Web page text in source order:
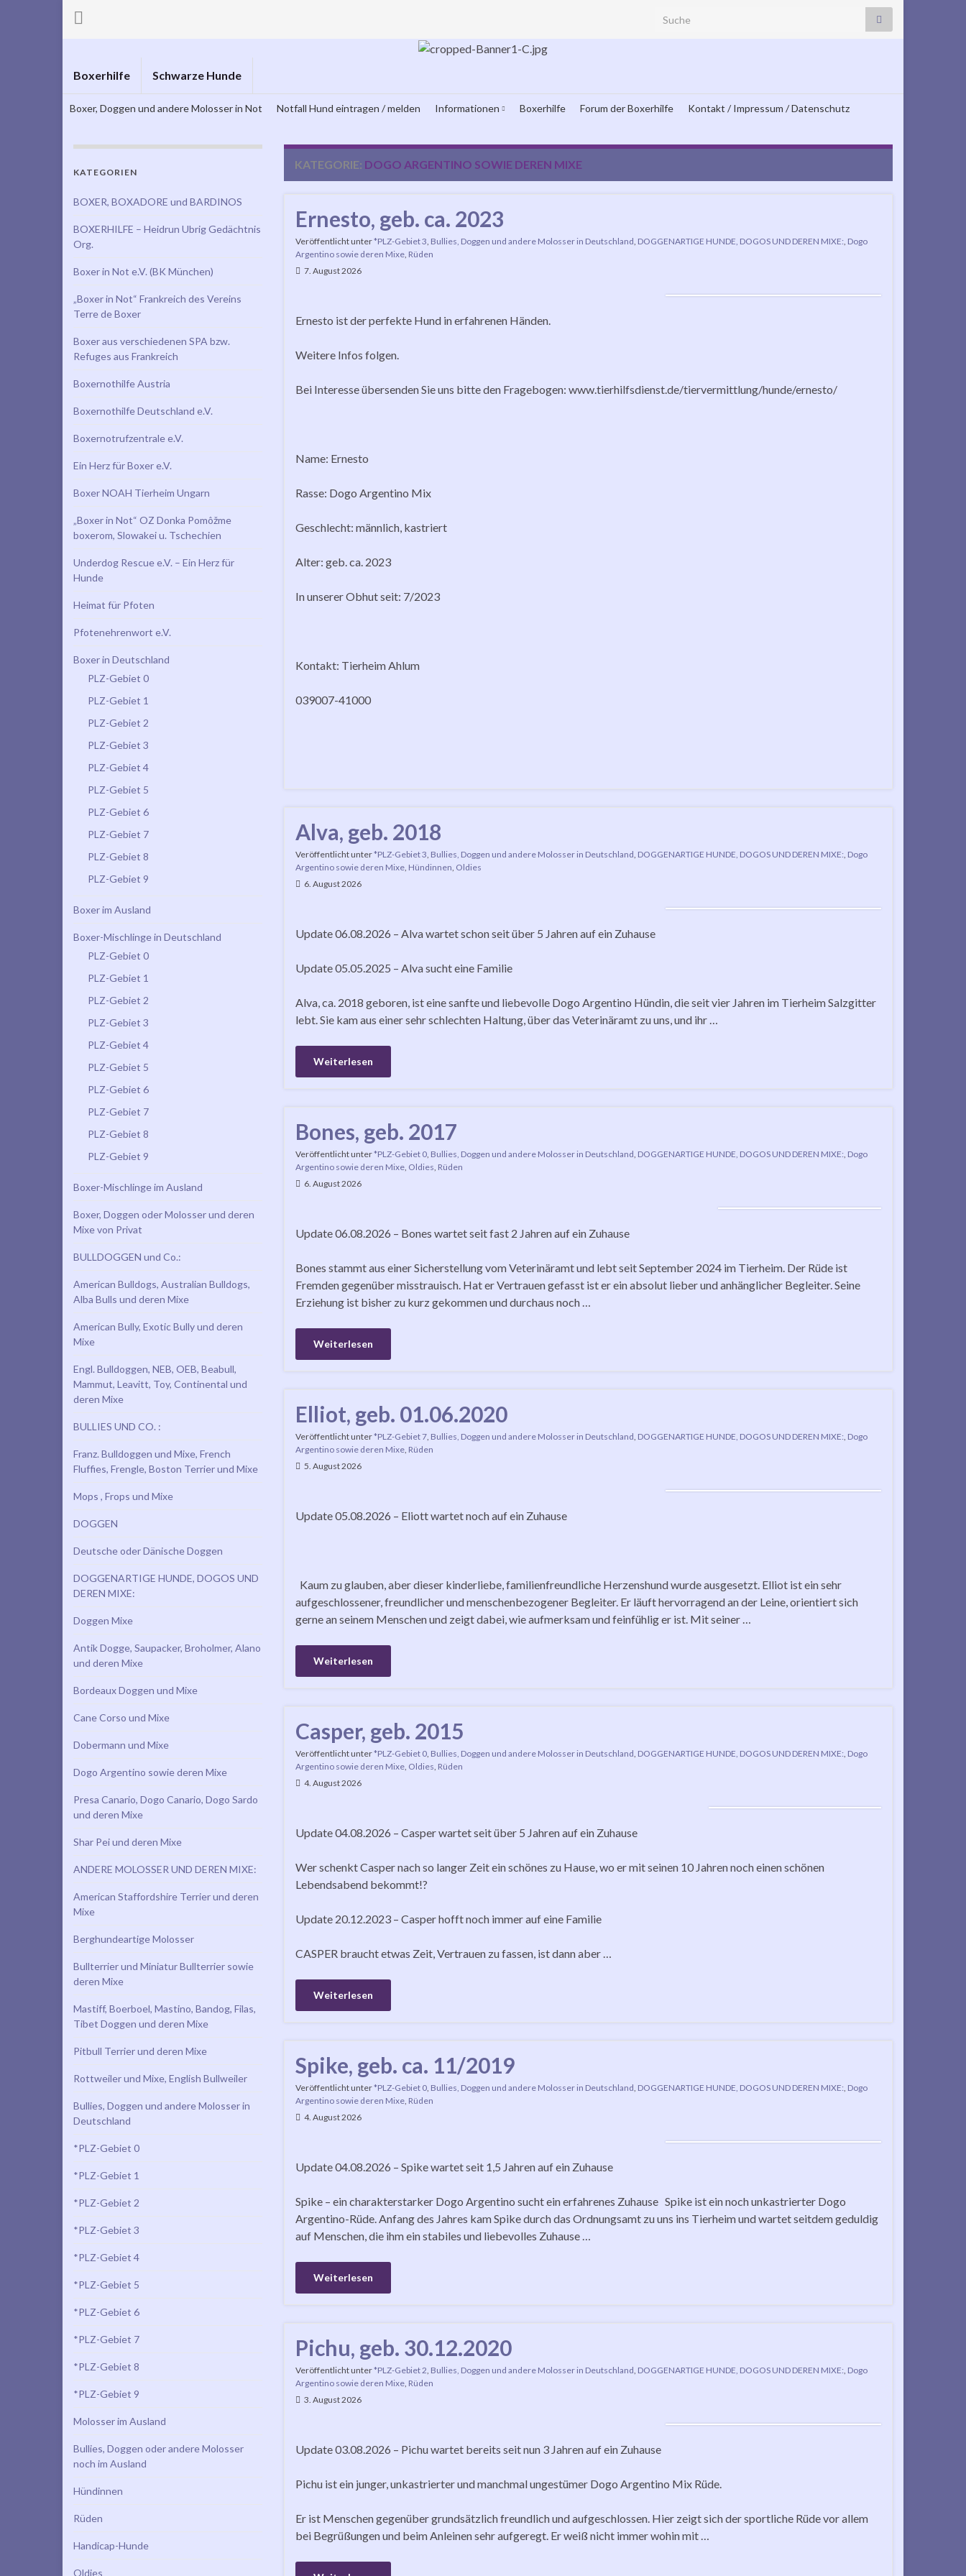
Search for:
Boxerhilfe Schwarze Hunde
Boxer, Doggen und andere Molosser in Not Notfall Hund eintragen / melden Informationen Boxerhilfe Forum der Boxerhilfe Kontakt / Impressum / Datenschutz
KATEGORIE: DOGO ARGENTINO SOWIE DEREN MIXE
Ernesto, geb. ca. 2023
Veröffentlicht unter*PLZ-Gebiet 3 Bullies, Doggen und andere Molosser in Deutschland DOGGENARTIGE HUNDE, DOGOS UND DEREN MIXE: Dogo
Argentino sowie deren Mixe, Rüden
7. August 2026
Ernesto ist der perfekte Hund in erfahrenen Händen.
Weitere Infos folgen.
Bei Interesse übersenden Sie uns bitte den Fragebogen: www.tierhilfsdienst.de/tiervermittlung/hunde/ernesto/
Name: Ernesto
Rasse: Dogo Argentino Mix
Geschlecht: männlich, kastriert
Alter: geb. ca. 2023
In unserer Obhut seit: 7/2023
Kontakt: Tierheim Ahlum
039007-41000
Alva, geb. 2018
Veröffentlicht unter*PLZ-Gebiet 3 Bullies, Doggen und andere Molosser in Deutschland DOGGENARTIGE HUNDE, DOGOS UND DEREN MIXE: Dogo
Argentino sowie deren Mixe, Hündinnen Oldies
6. August 2026
Update 06.08.2026 – Alva wartet schon seit über 5 Jahren auf ein Zuhause
Update 05.05.2025 – Alva sucht eine Familie
Alva, ca. 2018 geboren, ist eine sanfte und liebevolle Dogo Argentino Hündin, die seit vier Jahren im Tierheim Salzgitter
lebt. Sie kam aus einer sehr schlechten Haltung, über das Veterinäramt zu uns, und ihr …
Weiterlesen
Bones, geb. 2017
Veröffentlicht unter*PLZ-Gebiet 0, Bullies, Doggen und andere Molosser in Deutschland DOGGENARTIGE HUNDE, DOGOS UND DEREN MIXE: Dogo
Argentino sowie deren Mixe, Oldies Rüden
6. August 2026
Update 06.08.2026 – Bones wartet seit fast 2 Jahren auf ein Zuhause
Bones stammt aus einer Sicherstellung vom Veterinäramt und lebt seit September 2024 im Tierheim. Der Rüde ist
Fremden gegenüber misstrauisch. Hat er Vertrauen gefasst ist er ein absolut lieber und anhänglicher Begleiter. Seine
Erziehung ist bisher zu kurz gekommen und durchaus noch …
Weiterlesen
Elliot, geb. 01.06.2020
Veröffentlicht unter*PLZ-Gebiet 7, Bullies, Doggen und andere Molosser in Deutschland DOGGENARTIGE HUNDE, DOGOS UND DEREN MIXE: Dogo
Argentino sowie deren Mixe, Rüden
5. August 2026
Update 05.08.2026 – Eliott wartet noch auf ein Zuhause
Kaum zu glauben, aber dieser kinderliebe, familienfreundliche Herzenshund wurde ausgesetzt. Elliot ist ein sehr
aufgeschlossener, freundlicher und menschenbezogener Begleiter. Er läuft hervorragend an der Leine, orientiert sich
gerne an seinem Menschen und zeigt dabei, wie aufmerksam und feinfühlig er ist. Mit seiner …
Weiterlesen
Casper, geb. 2015
Veröffentlicht unter*PLZ-Gebiet 0, Bullies, Doggen und andere Molosser in Deutschland DOGGENARTIGE HUNDE, DOGOS UND DEREN MIXE: Dogo
Argentino sowie deren Mixe, Oldies Rüden
4. August 2026
Update 04.08.2026 – Casper wartet seit über 5 Jahren auf ein Zuhause
Wer schenkt Casper nach so langer Zeit ein schönes zu Hause, wo er mit seinen 10 Jahren noch einen schönen
Lebendsabend bekommt!?
Update 20.12.2023 – Casper hofft noch immer auf eine Familie
CASPER braucht etwas Zeit, Vertrauen zu fassen, ist dann aber …
Weiterlesen
Spike, geb. ca. 11/2019
Veröffentlicht unter*PLZ-Gebiet 0, Bullies, Doggen und andere Molosser in Deutschland DOGGENARTIGE HUNDE, DOGOS UND DEREN MIXE: Dogo
Argentino sowie deren Mixe, Rüden
4. August 2026
Update 04.08.2026 – Spike wartet seit 1,5 Jahren auf ein Zuhause
Spike – ein charakterstarker Dogo Argentino sucht ein erfahrenes Zuhause Spike ist ein noch unkastrierter Dogo
Argentino-Rüde. Anfang des Jahres kam Spike durch das Ordnungsamt zu uns ins Tierheim und wartet seitdem geduldig
auf Menschen, die ihm ein stabiles und liebevolles Zuhause …
Weiterlesen
Pichu, geb. 30.12.2020
Veröffentlicht unter*PLZ-Gebiet 2 Bullies, Doggen und andere Molosser in Deutschland DOGGENARTIGE HUNDE, DOGOS UND DEREN MIXE: Dogo
Argentino sowie deren Mixe, Rüden
3. August 2026
Update 03.08.2026 – Pichu wartet bereits seit nun 3 Jahren auf ein Zuhause
Pichu ist ein junger, unkastrierter und manchmal ungestümer Dogo Argentino Mix Rüde.
Er ist Menschen gegenüber grundsätzlich freundlich und aufgeschlossen. Hier zeigt sich der sportliche Rüde vor allem
bei Begrüßungen und beim Anleinen sehr aufgeregt. Er weiß nicht immer wohin mit …
KATEGORIEN
BOXER, BOXADORE und BARDINOS
BOXERHILFE – Heidrun Ubrig Gedächtnis
Org.
Boxer in Not e.V. (BK München)
„Boxer in Not“ Frankreich des Vereins
Terre de Boxer
Boxer aus verschiedenen SPA bzw.
Refuges aus Frankreich
Boxernothilfe Austria
Boxernothilfe Deutschland e.V.
Boxernotrufzentrale e.V.
Ein Herz für Boxer e.V.
Boxer NOAH Tierheim Ungarn
„Boxer in Not“ OZ Donka Pomôžme
boxerom, Slowakei u. Tschechien
Underdog Rescue e.V. – Ein Herz für
Hunde
Heimat für Pfoten
Pfotenehrenwort e.V.
Boxer in Deutschland
PLZ-Gebiet 0
PLZ-Gebiet 1
PLZ-Gebiet 2
PLZ-Gebiet 3
PLZ-Gebiet 4
PLZ-Gebiet 5
PLZ-Gebiet 6
PLZ-Gebiet 7
PLZ-Gebiet 8
PLZ-Gebiet 9
Boxer im Ausland
Boxer-Mischlinge in Deutschland
PLZ-Gebiet 0
PLZ-Gebiet 1
PLZ-Gebiet 2
PLZ-Gebiet 3
PLZ-Gebiet 4
PLZ-Gebiet 5
PLZ-Gebiet 6
PLZ-Gebiet 7
PLZ-Gebiet 8
PLZ-Gebiet 9
Boxer-Mischlinge im Ausland
Boxer, Doggen oder Molosser und deren
Mixe von Privat
BULLDOGGEN und Co.:
American Bulldogs, Australian Bulldogs,
Alba Bulls und deren Mixe
American Bully, Exotic Bully und deren
Mixe
Engl. Bulldoggen, NEB, OEB, Beabull,
Mammut, Leavitt, Toy, Continental und
deren Mixe
BULLIES UND CO. :
Franz. Bulldoggen und Mixe, French
Fluffies, Frengle, Boston Terrier und Mixe
Mops , Frops und Mixe
DOGGEN
Deutsche oder Dänische Doggen
DOGGENARTIGE HUNDE, DOGOS UND
DEREN MIXE:
Doggen Mixe
Antik Dogge, Saupacker, Broholmer, Alano
und deren Mixe
Bordeaux Doggen und Mixe
Cane Corso und Mixe
Dobermann und Mixe
Dogo Argentino sowie deren Mixe
Presa Canario, Dogo Canario, Dogo Sardo
und deren Mixe
Shar Pei und deren Mixe
ANDERE MOLOSSER UND DEREN MIXE:
American Staffordshire Terrier und deren
Mixe
Berghundeartige Molosser
Bullterrier und Miniatur Bullterrier sowie
deren Mixe
Mastiff, Boerboel, Mastino, Bandog, Filas,
Tibet Doggen und deren Mixe
Pitbull Terrier und deren Mixe
Rottweiler und Mixe, English Bullweiler
Bullies, Doggen und andere Molosser in
Deutschland
*PLZ-Gebiet 0
*PLZ-Gebiet 1
*PLZ-Gebiet 2
*PLZ-Gebiet 3
*PLZ-Gebiet 4
*PLZ-Gebiet 5
*PLZ-Gebiet 6
*PLZ-Gebiet 7
*PLZ-Gebiet 8
*PLZ-Gebiet 9
Molosser im Ausland
Bullies, Doggen oder andere Molosser
noch im Ausland
Hündinnen
Rüden
Handicap-Hunde
Oldies